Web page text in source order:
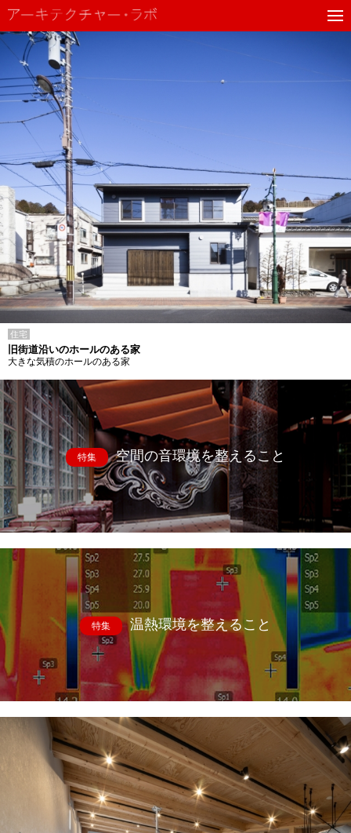
住宅
旧街道沿いのホールのある家
大きな気積のホールのある家
特集 空間の音環境を整えること
特集 温熱環境を整えること